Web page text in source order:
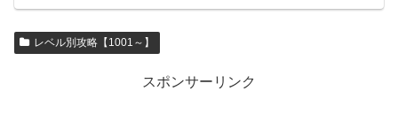
レベル別攻略【1001～】
スポンサーリンク